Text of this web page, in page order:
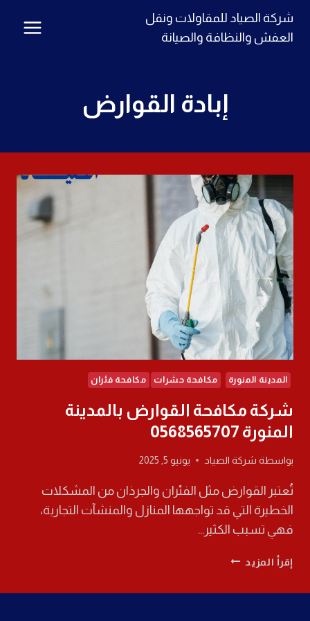
التجاوز
شركة الصياد للمقاولات ونقل
العفش والنظافة والصيانة
إبادة القوارض
المدينة المنورة مكافحة حشرات مكافحة فئران
شركة مكافحة القوارض بالمدينة
المنورة 0568565707
بواسطة شركة الصياد يونيو 5, 2025
تُعتبر القوارض مثل الفئران والجرذان من المشكلات
الخطيرة التي قد تواجهها المنازل والمنشآت التجارية،
فهي تسبب الكثير…
إقرأ المزيد شركة